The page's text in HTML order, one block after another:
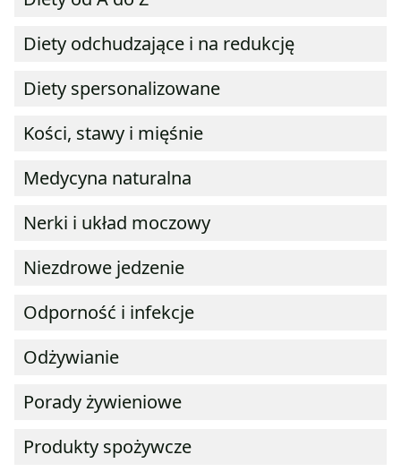
Diety odchudzające i na redukcję
Diety spersonalizowane
Kości, stawy i mięśnie
Medycyna naturalna
Nerki i układ moczowy
Niezdrowe jedzenie
Odporność i infekcje
Odżywianie
Porady żywieniowe
Produkty spożywcze